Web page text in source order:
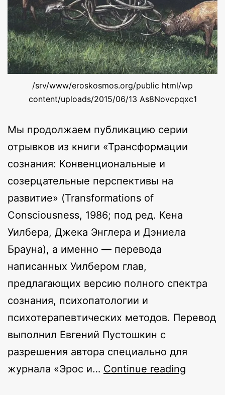
/srv/www/eroskosmos.org/public html/wp
content/uploads/2015/06/13 As8Novcpqxc1
Мы продолжаем публикацию серии
отрывков из книги «Трансформации
сознания: Конвенциональные и
созерцательные перспективы на
развитие» (Transformations of
Consciousness, 1986; под ред. Кена
Уилбера, Джека Энглера и Дэниела
Брауна), а именно — перевода
написанных Уилбером глав,
предлагающих версию полного спектра
сознания, психопатологии и
психотерапевтических методов. Перевод
выполнил Евгений Пустошкин с
разрешения автора специально для
журнала «Эрос и… Continue reading